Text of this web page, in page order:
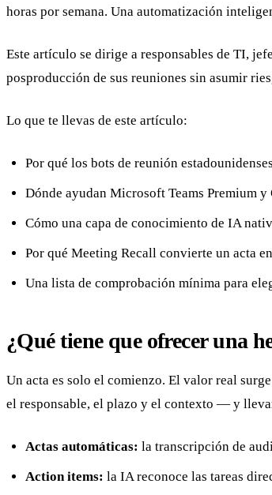
horas por semana. Una automatización
Este artículo se dirige a responsables de TI,
posproducción de sus reuniones sin asumir
Lo que te llevas de este artículo:
Por qué los bots de reunión
Dónde ayudan Microsoft Teams Premium
Cómo una capa de conocimiento de IA
Por qué Meeting Recall convierte un acta
Una lista de comprobación mínima para
¿Qué tiene que ofrecer una
Un acta es solo el comienzo. El valor real
el responsable, el plazo y el contexto — y
Actas automáticas: la transcripción de
Action items: la IA reconoce las tareas